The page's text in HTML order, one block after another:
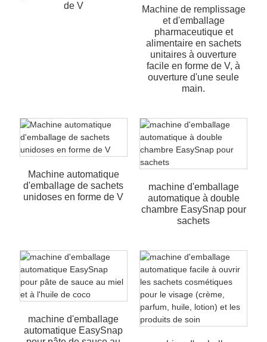
de V
Machine de remplissage
et d'emballage
pharmaceutique et
alimentaire en sachets
unitaires à ouverture
facile en forme de V, à
ouverture d'une seule
main.
Machine automatique
d'emballage de sachets
unidoses en forme de V
machine d'emballage
automatique à double
chambre EasySnap pour
sachets
machine d'emballage
automatique EasySnap